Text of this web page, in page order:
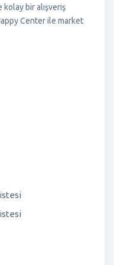
kolay bir alışveriş
Center ile market